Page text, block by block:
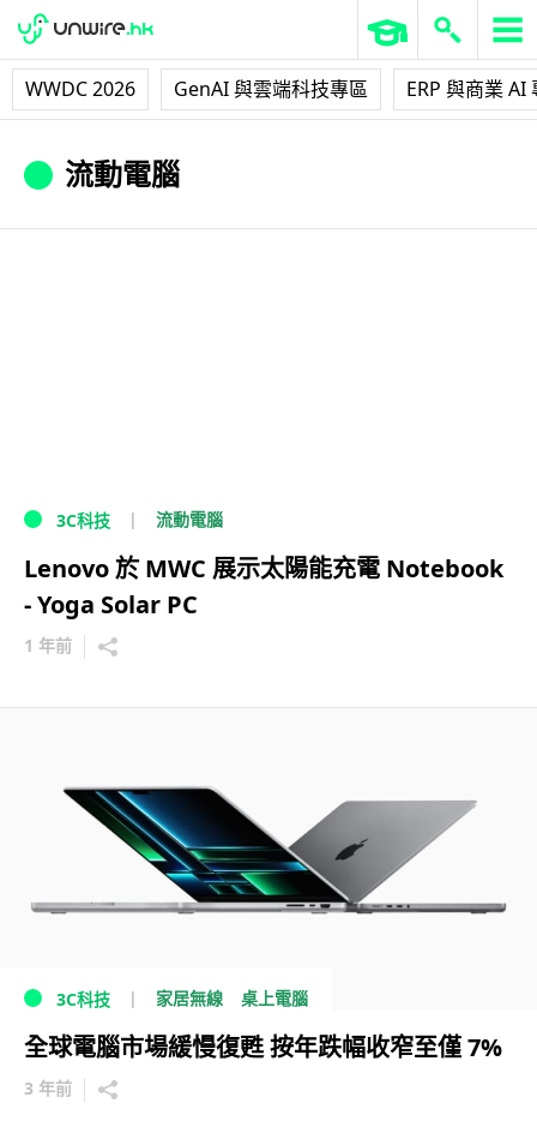
WWDC 2026 GenAI 與雲端科技專區 ERP 與商業 AI
流動電腦
3C科技 流動電腦
Lenovo 於 MWC 展示太陽能充電 Notebook
- Yoga Solar PC
1 年前
3C科技 家居無線 桌上電腦
全球電腦市場緩慢復甦 按年跌幅收窄至僅 7%
3 年前